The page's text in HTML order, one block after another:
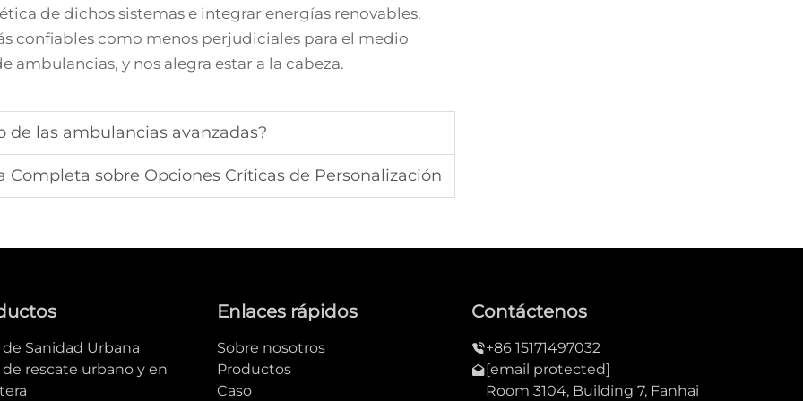
de dichos sistemas e integrar energías renovables.
confiables como menos perjudiciales para el medio
y nos alegra estar a la cabeza.
las ambulancias avanzadas?
sobre Opciones Críticas de Personalización
de Sanidad Urbana
de rescate urbano y en
Enlaces rápidos
Sobre nosotros
Productos
Caso
Contáctenos
+86 15171497032
[email protected]
Room 3104, Building 7, Fanhai